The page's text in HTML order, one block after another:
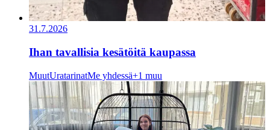
31.7.2026
Ihan tavallisia kesätöitä kaupassa
MuutUratarinatMe yhdessä+1 muu